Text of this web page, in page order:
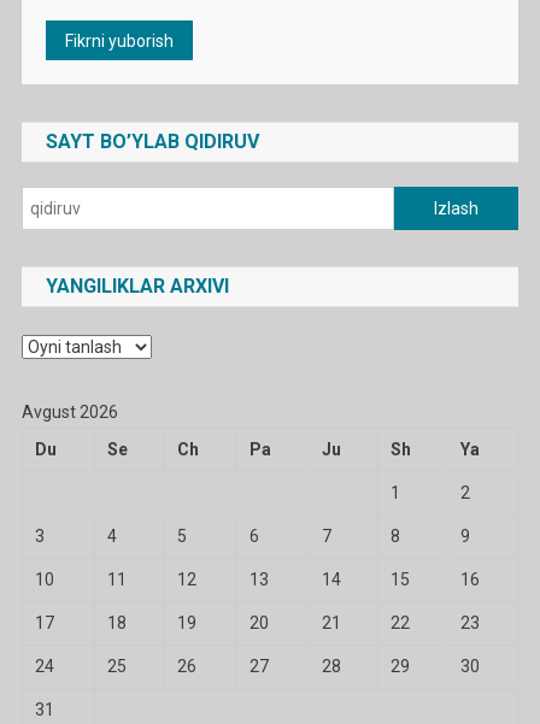
SAYT BO’YLAB QIDIRUV
Qidirshish:
YANGILIKLAR ARXIVI
Yangiliklar
Avgust 2026
Du
Se Ch Pa Ju Sh Ya
1 2
3 4 5 6 7 8 9
10 11 12 13 14 15 16
17 18 19 20 21 22 23
24 25 26 27 28 29 30
31